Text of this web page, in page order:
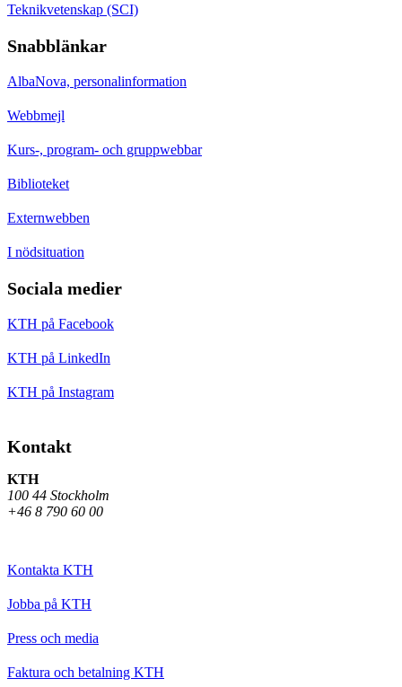
Teknikvetenskap (SCI)
Snabblänkar
AlbaNova, personalinformation
Webbmejl
Kurs-, program- och gruppwebbar
Biblioteket
Externwebben
I nödsituation
Sociala medier
KTH på Facebook
KTH på LinkedIn
KTH på Instagram
Kontakt
KTH
100 44 Stockholm
+46 8 790 60 00
Kontakta KTH
Jobba på KTH
Press och media
Faktura och betalning KTH